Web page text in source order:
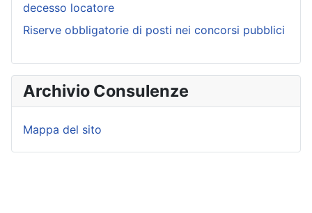
decesso locatore
Riserve obbligatorie di posti nei concorsi pubblici
Archivio Consulenze
Mappa del sito